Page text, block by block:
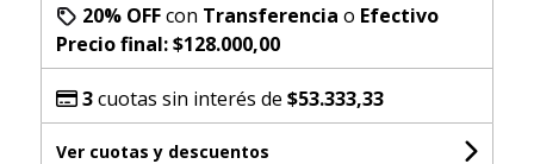
20% OFFcon Transferencia o Efectivo
Precio final:$128.000,00
3cuotas sin interés de $53.333,33
Ver cuotas y descuentos